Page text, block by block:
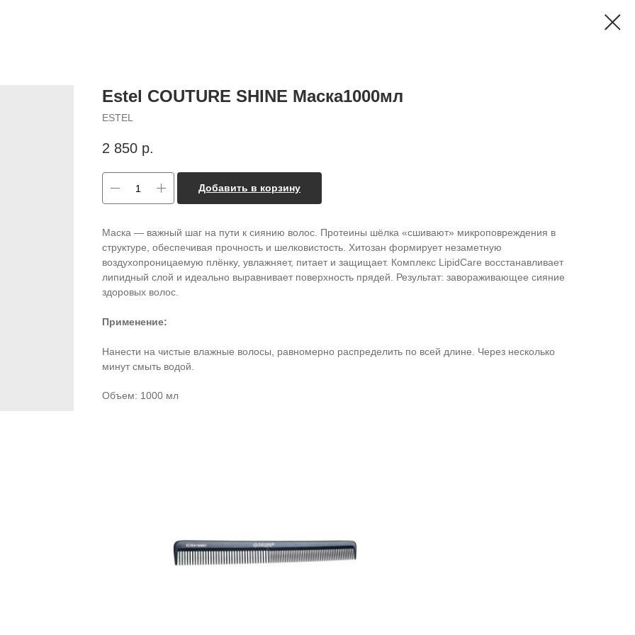
Estel COUTURE SHINE Маска1000мл
ESTEL
2 850 р.
Добавить в корзину
Маска — важный шаг на пути к сиянию волос. Протеины шёлка «сшивают» микроповреждения в
структуре, обеспечивая прочность и шелковистость. Хитозан формирует незаметную
воздухопроницаемую плёнку, увлажняет, питает и защищает. Комплекс LipidCare восстанавливает
липидный слой и идеально выравнивает поверхность прядей. Результат: завораживающее сияние
здоровых волос.
Применение:
Нанести на чистые влажные волосы, равномерно распределить по всей длине. Через несколько
минут смыть водой.
Объем: 1000 мл